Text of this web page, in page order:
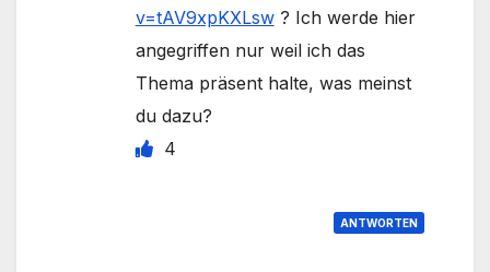
v=tAV9xpKXLsw? Ich werde hier
angegriffen nur weil ich das
Thema präsent halte, was meinst
du dazu?
4
ANTWORTEN